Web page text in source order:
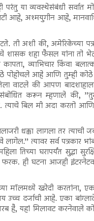
या व्यवस्थेसंबंधी सर्वात
आहे, अश्मयुगीन आहे,
ती अशी की, अमेरिकेच्या
शासक शहा फैसल यांना तो
व्याभिचार किंवा
पोहोचले आहे आणि तुम्ही
वाटले की आपण
करून म्हणाले की,
त्याचे बिल मी अदा करतो
धक्का लागला तर
त्यावर सर्व पत्रकार
तिच्या घरापर्यंत सुद्धा
ही घटना आजही
मॉलमध्ये खरेदी करतांना,
दर्जाची आहे. एका
है, यहां मिलावट करनेवाले